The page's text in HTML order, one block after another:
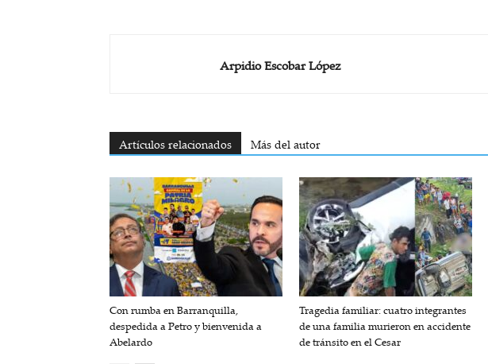
Arpidio Escobar López
Artículos relacionados Más del autor
Con rumba en Barranquilla,
despedida a Petro y bienvenida a
Abelardo
Tragedia familiar: cuatro integrantes
de una familia murieron en accidente
de tránsito en el Cesar